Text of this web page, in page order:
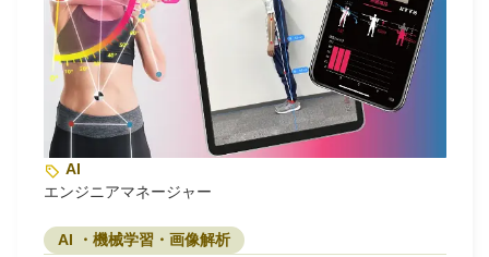
AI
エンジニアマネージャー
AI ・機械学習・画像解析